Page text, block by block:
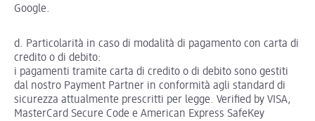
Google.
d. Particolarità in caso di modalità di pagamento con carta di
credito o di debito:
i pagamenti tramite carta di credito o di debito sono gestiti
dal nostro Payment Partner in conformità agli standard di
sicurezza attualmente prescritti per legge. Verified by VISA,
MasterCard Secure Code e American Express SafeKey